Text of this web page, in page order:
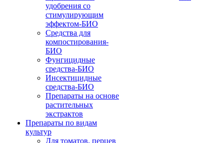
удобрения со
стимулирующим
эффектом-БИО
Средства для
компостирования-
БИО
Фунгицидные
средства-БИО
Инсектицидные
средства-БИО
Препараты на основе
растительных
экстрактов
Препараты по видам
культур
Для томатов, перцев